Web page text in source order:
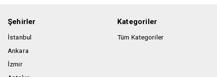
Şehirler
İstanbul
Ankara
İzmir
Kategoriler
Tüm Kategoriler